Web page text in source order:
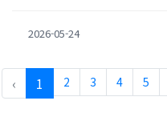
2026-05-24
‹ 1 2 3 4 5